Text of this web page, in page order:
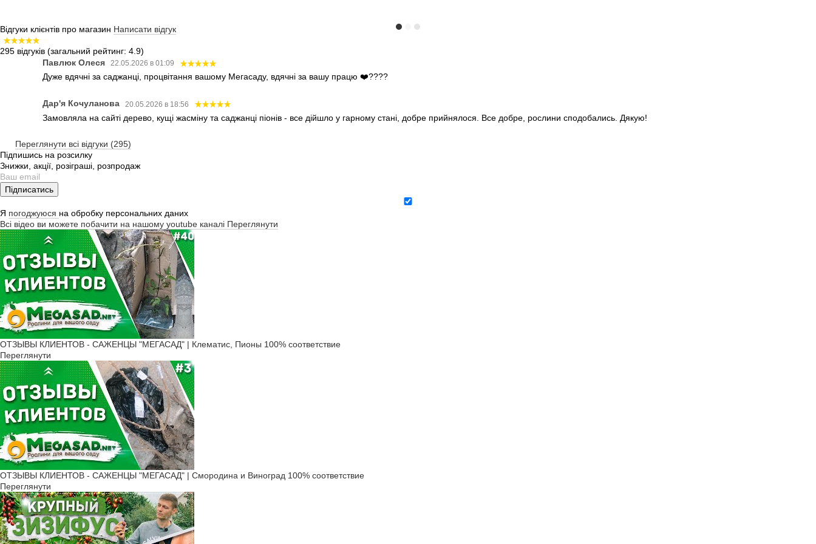
Відгуки клієнтів про магазин Написати відгук
295 відгуків (загальний рейтинг: 4.9)
Павлюк Олеся
22.05.2026 в 01:09
Дуже вдячні за саджанці, процвітання вашому Мегасаду, вдячні за вашу працю ❤️????
Дар'я Кочуланова 20.05.2026 в 18:56
Замовляла на сайті дерево, кущі жасміну та саджанці піонів - все дійшло у гарному стані, добре прийнялося. Все добре, рослини сподобались. Дякую!
Переглянути всі відгуки (295)
Підпишись на розсилку
Знижки, акції, розіграші, розпродаж
Підписатись
Я погоджуюся на обробку персональних даних
Всі відео ви можете побачити на нашому youtube каналі Переглянути
ОТЗЫВЫ КЛИЕНТОВ - САЖЕНЦЫ "МЕГАСАД" | Клематис, Пионы 100% соответствие
Переглянути
ОТЗЫВЫ КЛИЕНТОВ - САЖЕНЦЫ "МЕГАСАД" | Смородина и Виноград 100% соответствие
Переглянути